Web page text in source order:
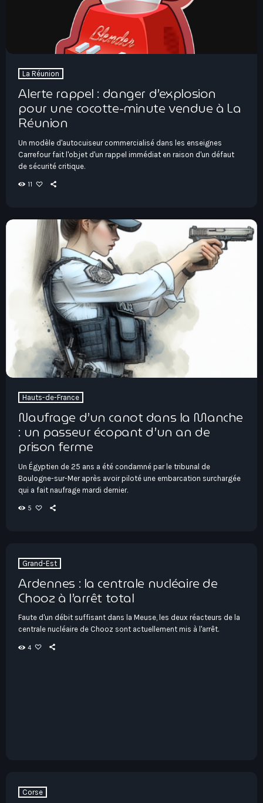
Seven Ile-De-France
Love Like Fun
News
Auvergne-Rhône-Alpes
Bourgogne-Franche-Comté
Bretagne
Corse
Grand-Est
Hauts-De-France
Île-De-France
La Réunion
Normandie
Nouvelle-Aquitaine
Occitanie
Podcasts
Contact
Contacts
La Réunion
Alerte rappel : danger d’explosion
pour une cocotte-minute vendue à La
Réunion
Un modèle d'autocuiseur commercialisé dans les enseignes
Carrefour fait l'objet d'un rappel immédiat en raison d'un défaut
de sécurité critique.
11
Hauts-de-France
Naufrage d’un canot dans la Manche
: un passeur écopant d’un an de
prison ferme
Un Égyptien de 25 ans a été condamné par le tribunal de
Boulogne-sur-Mer après avoir piloté une embarcation surchargée
qui a fait naufrage mardi dernier.
5
Grand-Est
Ardennes : la centrale nucléaire de
Chooz à l’arrêt total
Faute d'un débit suffisant dans la Meuse, les deux réacteurs de la
centrale nucléaire de Chooz sont actuellement mis à l'arrêt.
4
Corse